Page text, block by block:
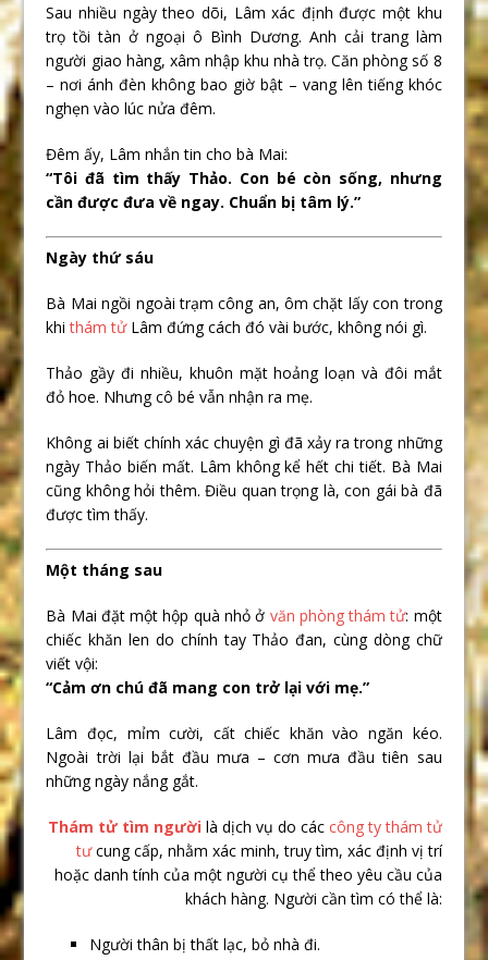
Sau nhiều ngày theo dõi, Lâm xác định được một khu
trọ tồi tàn ở ngoại ô Bình Dương. Anh cải trang làm
người giao hàng, xâm nhập khu nhà trọ. Căn phòng số 8
– nơi ánh đèn không bao giờ bật – vang lên tiếng khóc
nghẹn vào lúc nửa đêm.
Đêm ấy, Lâm nhắn tin cho bà Mai:
“Tôi đã tìm thấy Thảo. Con bé còn sống, nhưng
cần được đưa về ngay. Chuẩn bị tâm lý.”
Ngày thứ sáu
Bà Mai ngồi ngoài trạm công an, ôm chặt lấy con trong
khithám tửLâm đứng cách đó vài bước, không nói gì.
Thảo gầy đi nhiều, khuôn mặt hoảng loạn và đôi mắt
đỏ hoe. Nhưng cô bé vẫn nhận ra mẹ.
Không ai biết chính xác chuyện gì đã xảy ra trong những
ngày Thảo biến mất. Lâm không kể hết chi tiết. Bà Mai
cũng không hỏi thêm. Điều quan trọng là, con gái bà đã
được tìm thấy.
Một tháng sau
Bà Mai đặt một hộp quà nhỏ ở văn phòng thám tử: một
chiếc khăn len do chính tay Thảo đan, cùng dòng chữ
viết vội:
“Cảm ơn chú đã mang con trở lại với mẹ.”
Lâm đọc, mỉm cười, cất chiếc khăn vào ngăn kéo.
Ngoài trời lại bắt đầu mưa – cơn mưa đầu tiên sau
những ngày nắng gắt.
Thám tử tìm người là dịch vụ do cáccông ty thám tử
tưcung cấp, nhằm xác minh, truy tìm, xác định vị trí
hoặc danh tính của một người cụ thể theo yêu cầu của
khách hàng. Người cần tìm có thể là:
Người thân bị thất lạc, bỏ nhà đi.